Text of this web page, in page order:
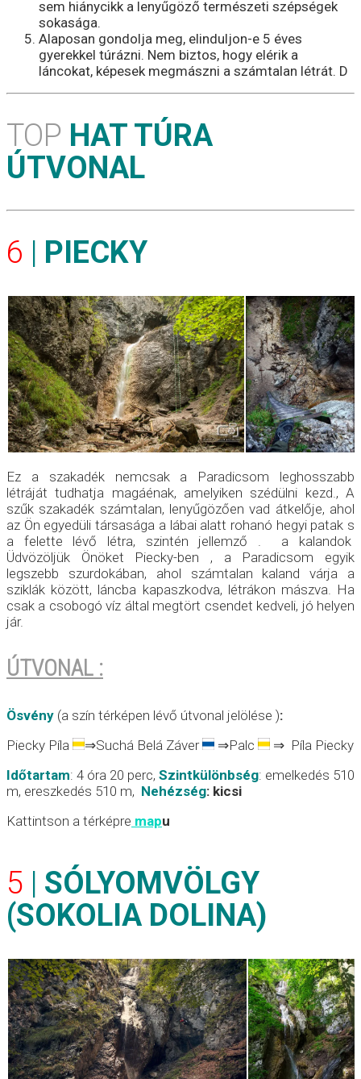
sem hiánycikk a lenyűgöző természeti szépségek
sokasága.
Alaposan gondolja meg, elinduljon-e 5 éves
gyerekkel túrázni. Nem biztos, hogy elérik a
láncokat, képesek megmászni a számtalan létrát. D
TOP HAT TÚRA
ÚTVONAL
6 | PIECKY
Ez a szakadék nemcsak a Paradicsom leghosszabb
létráját tudhatja magáénak, amelyiken szédülni kezd., A
szűk szakadék számtalan, lenyűgözően vad átkelője, ahol
az Ön egyedüli társasága a lábai alatt rohanó hegyi patak s
a felette lévő létra, szintén jellemző . a kalandok
Üdvözöljük Önöket Piecky-ben , a Paradicsom egyik
legszebb szurdokában, ahol számtalan kaland várja a
sziklák között, láncba kapaszkodva, létrákon mászva. Ha
csak a csobogó víz által megtört csendet kedveli, jó helyen
jár.
ÚTVONAL :
Ösvény (a szín térképen lévő útvonal jelölése ):
Piecky Píla
⇒Suchá Belá Záver ⇒Palc
⇒ Píla Piecky
Időtartam: 4 óra 20 perc, Szintkülönbség: emelkedés 510
m, ereszkedés 510 m, Nehézség: kicsi
Kattintson a térképre mapu
5 | SÓLYOMVÖLGY
(SOKOLIA DOLINA)